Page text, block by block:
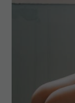
Fibroza
Atenție